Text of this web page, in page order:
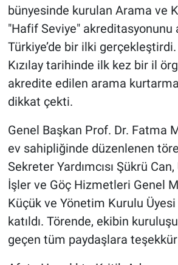
bünyesinde kurulan Arama ve
"Hafif Seviye" akreditasyonunu
Türkiye’de bir ilki gerçekleştirdi.
Kızılay tarihinde ilk kez bir il
akredite edilen arama
dikkat çekti.
Genel Başkan Prof. Dr. Fatma
ev sahipliğinde düzenlenen
Sekreter Yardımcısı Şükrü
İşler ve Göç Hizmetleri Genel
Küçük ve Yönetim Kurulu
katıldı. Törende, ekibin
geçen tüm paydaşlara